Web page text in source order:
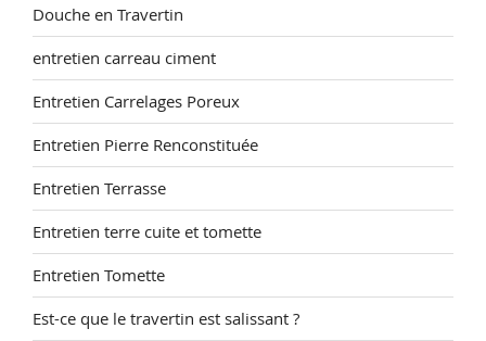
Douche en Travertin
entretien carreau ciment
Entretien Carrelages Poreux
Entretien Pierre Renconstituée
Entretien Terrasse
Entretien terre cuite et tomette
Entretien Tomette
Est-ce que le travertin est salissant ?